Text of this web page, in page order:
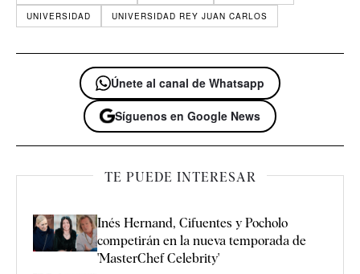
UNIVERSIDAD
UNIVERSIDAD REY JUAN CARLOS
Únete al canal de Whatsapp
Síguenos en Google News
TE PUEDE INTERESAR
Inés Hernand, Cifuentes y Pocholo
competirán en la nueva temporada de
'MasterChef Celebrity'